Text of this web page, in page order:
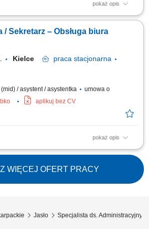
pokaż opis
obsługa administracyjna biura i
w zarządzaniu flotą samochodową; Obsługa
systemie IT; Wsparcie działu IT oraz innych
/ Sekretarz – Obsługa biura
Kielce praca stacjonarna
/ asystent / asystentka
umowa o
aplikuj bez CV
pokaż opis
codziennych procesów
w biurze; Zarządzanie procesem
obsługą poczty tradycyjnej i elektronicznej;
i dokumentacji bieżącej dla kadry
firmy w...
WIĘCEJ OFERT PRACY
Jasło Specjalista ds. Administracyjnych